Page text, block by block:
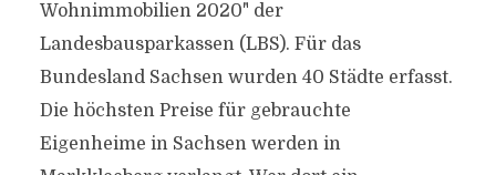
Wohnimmobilien 2020" der
Landesbausparkassen (LBS). Für das
Bundesland Sachsen wurden 40 Städte erfasst.
Die höchsten Preise für gebrauchte
Eigenheime in Sachsen werden in